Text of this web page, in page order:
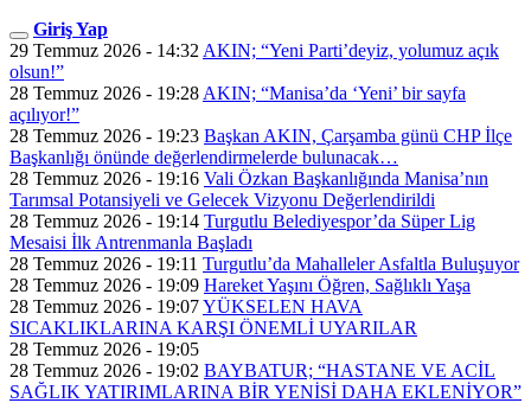
Giriş Yap
29 Temmuz 2026 - 14:32 AKIN; “Yeni Parti’deyiz, yolumuz açık
olsun!”
28 Temmuz 2026 - 19:28 AKIN; “Manisa’da ‘Yeni’ bir sayfa
açılıyor!”
28 Temmuz 2026 - 19:23 Başkan AKIN, Çarşamba günü CHP İlçe
Başkanlığı önünde değerlendirmelerde bulunacak…
28 Temmuz 2026 - 19:16 Vali Özkan Başkanlığında Manisa’nın
Tarımsal Potansiyeli ve Gelecek Vizyonu Değerlendirildi
28 Temmuz 2026 - 19:14 Turgutlu Belediyespor’da Süper Lig
Mesaisi İlk Antrenmanla Başladı
28 Temmuz 2026 - 19:11 Turgutlu’da Mahalleler Asfaltla Buluşuyor
28 Temmuz 2026 - 19:09 Hareket Yaşını Öğren, Sağlıklı Yaşa
28 Temmuz 2026 - 19:07YÜKSELEN HAVA
SICAKLIKLARINA KARŞI ÖNEMLİ UYARILAR
28 Temmuz 2026 - 19:05
28 Temmuz 2026 - 19:02 BAYBATUR; “HASTANE VE ACİL
SAĞLIK YATIRIMLARINA BİR YENİSİ DAHA EKLENİYOR”